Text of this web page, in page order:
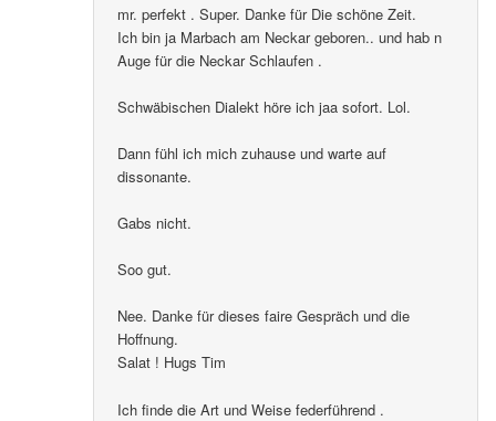
mr. perfekt . Super. Danke für Die schöne Zeit.
Ich bin ja Marbach am Neckar geboren.. und hab n
Auge für die Neckar Schlaufen .
Schwäbischen Dialekt höre ich jaa sofort. Lol.
Dann fühl ich mich zuhause und warte auf
dissonante.
Gabs nicht.
Soo gut.
Nee. Danke für dieses faire Gespräch und die
Hoffnung.
Salat ! Hugs Tim
Ich finde die Art und Weise federführend .